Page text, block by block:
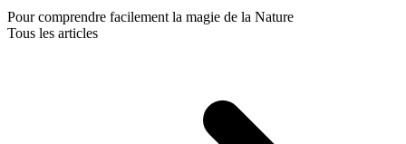
Pour comprendre facilement la magie de la Nature
Tous les articles